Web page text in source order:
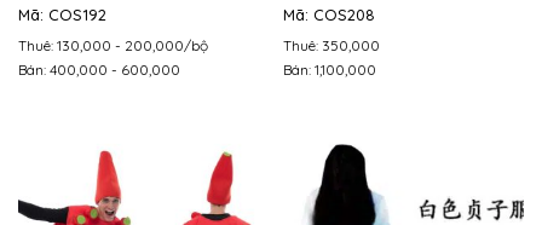
Mã: COS192
Thuê: 130,000 - 200,000/bộ
Bán: 400,000 - 600,000
Mã: COS208
Thuê: 350,000
Bán: 1,100,000